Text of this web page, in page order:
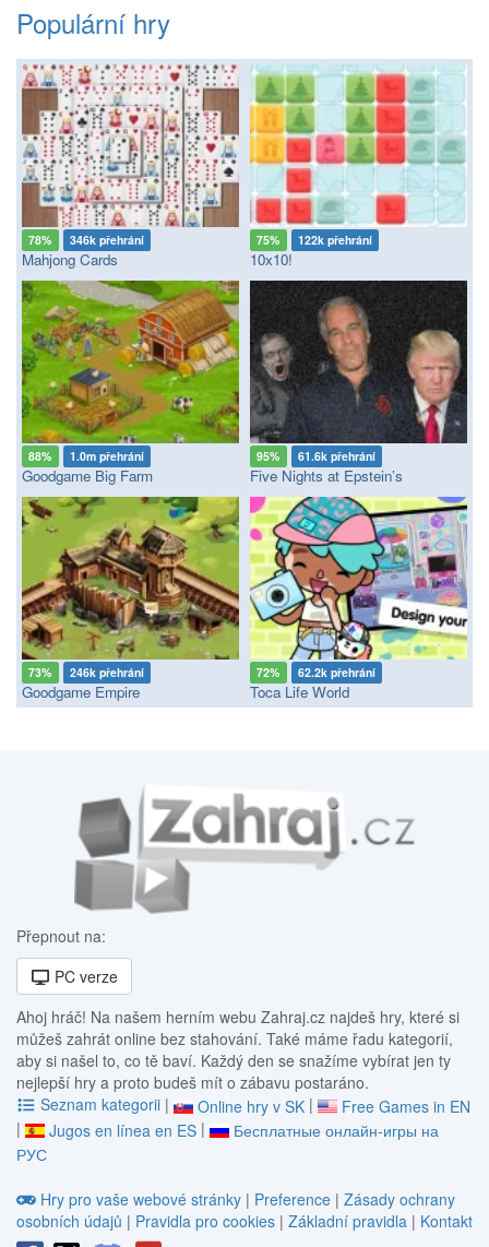
Populární hry
78% 346k přehrání
Mahjong Cards
75% 122k přehrání
10x10!
88% 1.0m přehrání
Goodgame Big Farm
95% 61.6k přehrání
Five Nights at Epstein’s
73% 246k přehrání
Goodgame Empire
72% 62.2k přehrání
Toca Life World
Přepnout na:
PC verze
Ahoj hráč! Na našem herním webu Zahraj.cz najdeš hry, které si
můžeš zahrát online bez stahování. Také máme řadu kategorií,
aby si našel to, co tě baví. Každý den se snažíme vybírat jen ty
nejlepší hry a proto budeš mít o zábavu postaráno.
Seznam kategorii | Online hry v SK |
Free Games in EN
|
Jugos en línea en ES |
Бесплатные онлайн-игры на
РУС
Hry pro vaše webové stránky | Preference | Zásady ochrany
osobních údajů | Pravidla pro cookies | Základní pravidla | Kontakt